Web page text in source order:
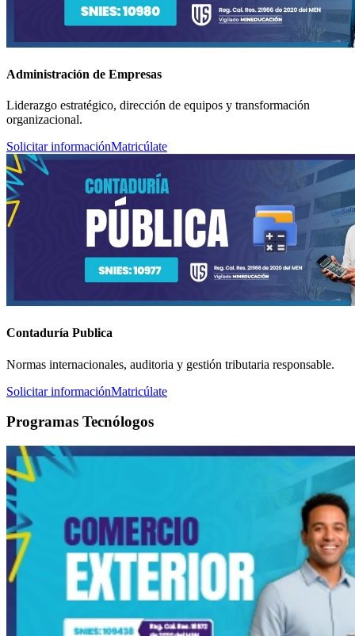
Administración de Empresas
Liderazgo estratégico, dirección de equipos y transformación
organizacional.
Solicitar informaciónMatricúlate
Contaduría Publica
Normas internacionales, auditoria y gestión tributaria responsable.
Solicitar informaciónMatricúlate
Programas Tecnólogos